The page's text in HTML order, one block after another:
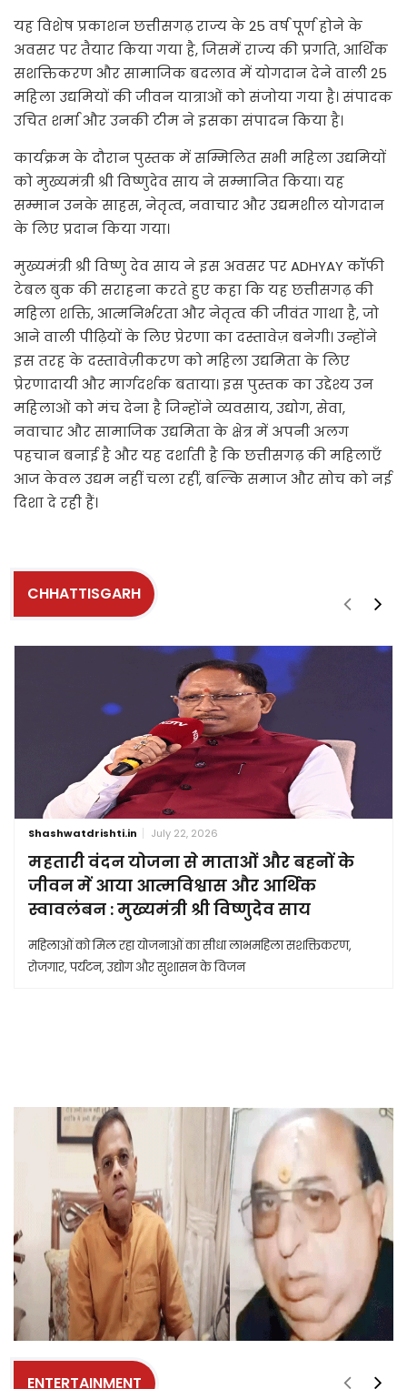
यह विशेष प्रकाशन छत्तीसगढ़ राज्य के 25 वर्ष पूर्ण होने के
अवसर पर तैयार किया गया है, जिसमें राज्य की प्रगति, आर्थिक
सशक्तिकरण और सामाजिक बदलाव में योगदान देने वाली 25
महिला उद्यमियों की जीवन यात्राओं को संजोया गया है। संपादक
उचित शर्मा और उनकी टीम ने इसका संपादन किया है।
कार्यक्रम के दौरान पुस्तक में सम्मिलित सभी महिला उद्यमियों
को मुख्यमंत्री श्री विष्णुदेव साय ने सम्मानित किया। यह
सम्मान उनके साहस, नेतृत्व, नवाचार और उद्यमशील योगदान
के लिए प्रदान किया गया।
मुख्यमंत्री श्री विष्णु देव साय ने इस अवसर पर ADHYAY कॉफी
टेबल बुक की सराहना करते हुए कहा कि यह छत्तीसगढ़ की
महिला शक्ति, आत्मनिर्भरता और नेतृत्व की जीवंत गाथा है, जो
आने वाली पीढ़ियों के लिए प्रेरणा का दस्तावेज़ बनेगी। उन्होंने
इस तरह के दस्तावेज़ीकरण को महिला उद्यमिता के लिए
प्रेरणादायी और मार्गदर्शक बताया। इस पुस्तक का उद्देश्य उन
महिलाओं को मंच देना है जिन्होंने व्यवसाय, उद्योग, सेवा,
नवाचार और सामाजिक उद्यमिता के क्षेत्र में अपनी अलग
पहचान बनाई है और यह दर्शाती है कि छत्तीसगढ़ की महिलाएँ
आज केवल उद्यम नहीं चला रहीं, बल्कि समाज और सोच को नई
दिशा दे रही हैं।
CHHATTISGARH
Shashwatdrishti.in July 22, 2026
महतारी वंदन योजना से माताओं और बहनों के
जीवन में आया आत्मविश्वास और आर्थिक
स्वावलंबन : मुख्यमंत्री श्री विष्णुदेव साय
महिलाओं को मिल रहा योजनाओं का सीधा लाभमहिला सशक्तिकरण,
रोजगार, पर्यटन, उद्योग और सुशासन के विजन
ENTERTAINMENT